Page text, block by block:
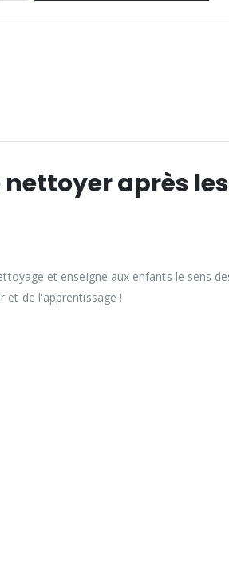
après
et enseigne aux enfants le sens
et de l'apprentissage !